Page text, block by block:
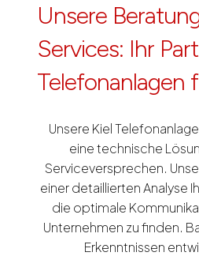
Unsere
Services: Ihr
Telefonanlagen
Unsere Kiel
eine technische
Serviceversprechen.
einer detaillierten Analyse
die optimale
Unternehmen zu finden.
Erkenntnissen